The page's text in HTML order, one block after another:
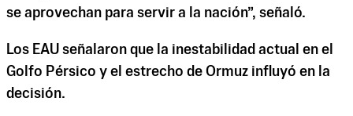
se aprovechan para servir a la nación”, señaló.
Los EAU señalaron que la inestabilidad actual en el
Golfo Pérsico y el estrecho de Ormuz influyó en la
decisión.